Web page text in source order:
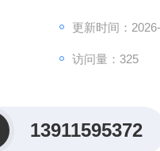
更新时间：
访问量：325
13911595372